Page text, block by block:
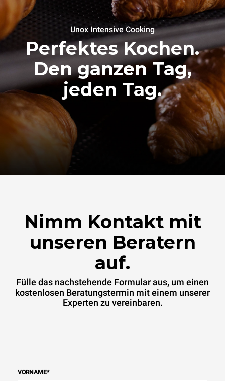
Unox Intensive Cooking
Perfektes Kochen.
Den ganzen Tag,
jeden Tag.
Nimm Kontakt mit
unseren Beratern
auf.
Fülle das nachstehende Formular aus, um einen
kostenlosen Beratungstermin mit einem unserer
Experten zu vereinbaren.
VORNAME*